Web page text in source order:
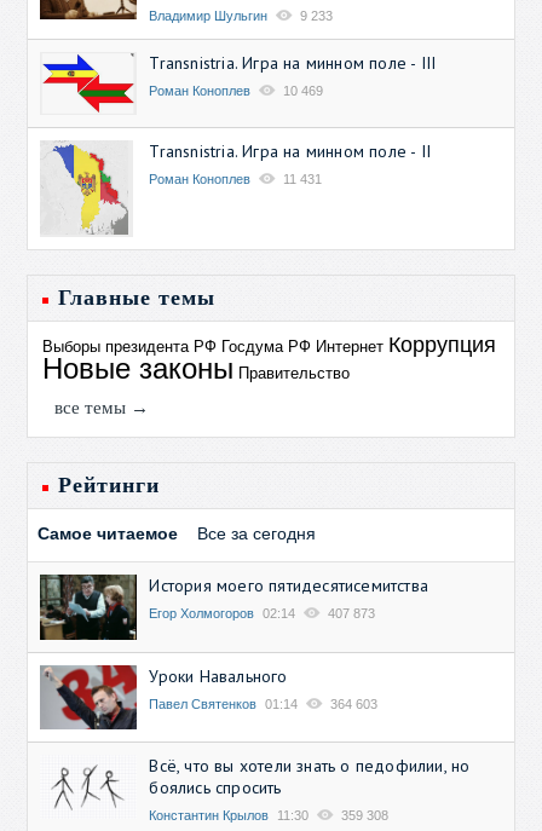
Владимир Шульгин 9 233
Transnistria. Игра на минном поле - III
Роман Коноплев 10 469
Transnistria. Игра на минном поле - II
Роман Коноплев 11 431
Главные темы
Выборы президента РФ Госдума РФ Интернет Коррупция
Новые законы Правительство
все темы →
Рейтинги
Самое читаемое Все за сегодня
История моего пятидесятисемитства
Егор Холмогоров 02:14 407 873
Уроки Навального
Павел Святенков 01:14 364 603
Всё, что вы хотели знать о педофилии, но
боялись спросить
Константин Крылов 11:30 359 308